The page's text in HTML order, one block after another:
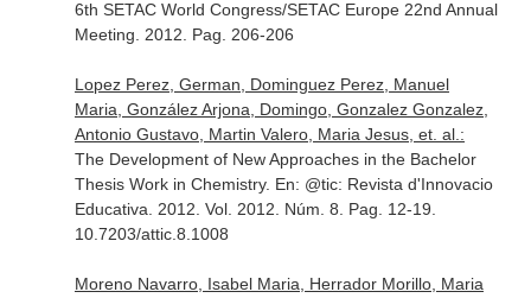
6th SETAC World Congress/SETAC Europe 22nd Annual
Meeting . 2012. Pag. 206-206
Lopez Perez, German, Dominguez Perez, Manuel
Maria, González Arjona, Domingo, Gonzalez Gonzalez,
Antonio Gustavo, Martin Valero, Maria Jesus, et. al.:
The Development of New Approaches in the Bachelor
Thesis Work in Chemistry. En: @tic: Revista d'Innovacio
Educativa . 2012. Vol. 2012. Núm. 8. Pag. 12-19.
10.7203/attic.8.1008
Moreno Navarro, Isabel Maria, Herrador Morillo, Maria